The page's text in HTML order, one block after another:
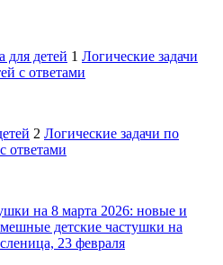
для детей 1 Логические задачи
с ответами
2 Логические задачи по
ответами
на 8 марта 2026: новые и
детские частушки на
23 февраля